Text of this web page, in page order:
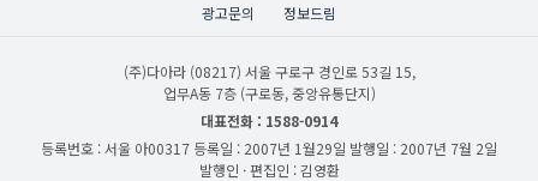
광고문의
정보드림
(주)다아라 (08217) 서울 구로구 경인로 53길 15,
업무A동 7층 (구로동, 중앙유통단지)
대표전화 : 1588-0914
등록번호 : 서울 아00317 등록일 : 2007년 1월29일 발행일 : 2007년 7월 2일
발행인 · 편집인 : 김영환